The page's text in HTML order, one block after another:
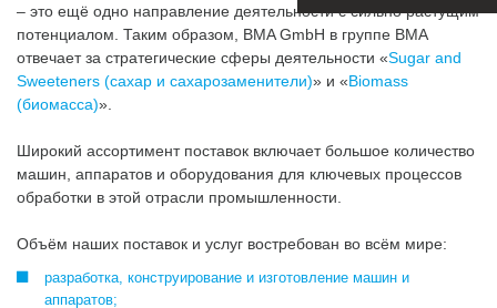
– это ещё одно направление деятельности с сильно растущим
потенциалом. Таким образом, BMA GmbH в группе BMA
отвечает за стратегические сферы деятельности «Sugar and
Sweeteners (сахар и сахарозаменители)» и «Biomass
(биомасса)».
Широкий ассортимент поставок включает большое количество
машин, аппаратов и оборудования для ключевых процессов
обработки в этой отрасли промышленности.
Объём наших поставок и услуг востребован во всём мире:
разработка, конструирование и изготовление машин и
аппаратов;